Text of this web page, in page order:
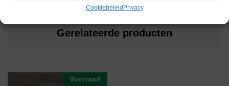
Cookiebeleid Privacy
Gerelateerde producten
Voorraad